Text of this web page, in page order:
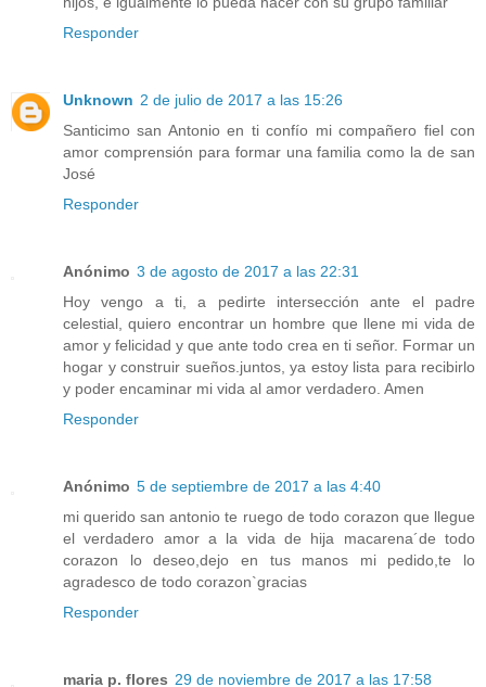
Responder
Unknown 2 de julio de 2017 a las 15:26
Santicimo san Antonio en ti confío mi compañero fiel con
amor comprensión para formar una familia como la de san
José
Responder
Anónimo 3 de agosto de 2017 a las 22:31
Hoy vengo a ti, a pedirte intersección ante el padre
celestial, quiero encontrar un hombre que llene mi vida de
amor y felicidad y que ante todo crea en ti señor. Formar un
hogar y construir sueños.juntos, ya estoy lista para recibirlo
y poder encaminar mi vida al amor verdadero. Amen
Responder
Anónimo 5 de septiembre de 2017 a las 4:40
mi querido san antonio te ruego de todo corazon que llegue
el verdadero amor a la vida de hija macarena´de todo
corazon lo deseo,dejo en tus manos mi pedido,te lo
agradesco de todo corazon`gracias
Responder
maria p. flores 29 de noviembre de 2017 a las 17:58